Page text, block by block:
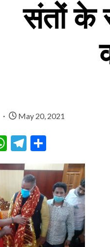
संतों के
May 20, 2021
WhatsApp
Telegram